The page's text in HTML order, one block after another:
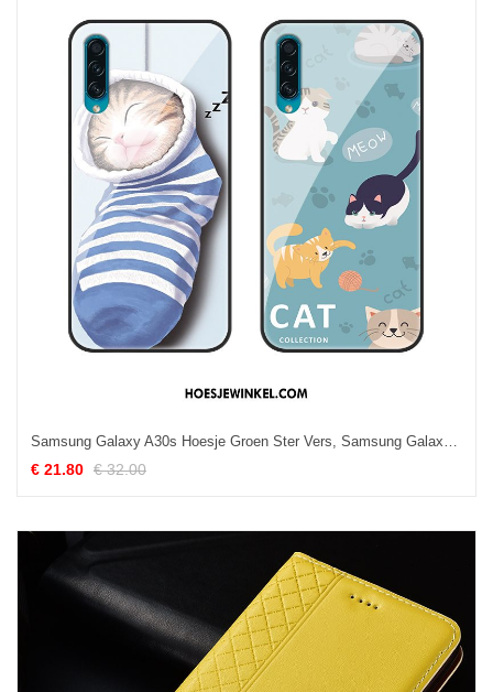
Samsung Galaxy A30s Hoesje Groen Ster Vers, Samsung Galaxy A30s Hoesje Anti-fall Bescherming
€ 21.80 € 32.00